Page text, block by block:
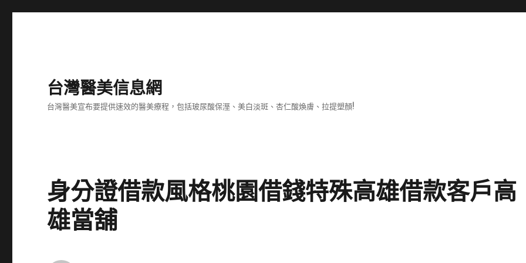
台灣醫美信息網
台灣醫美宣布要提供速效的醫美療程，包括玻尿酸保溼、美白淡斑、杏仁酸煥膚、拉提塑顏!
身分證借款風格桃園借錢特殊高雄借款客戶高
雄當舖